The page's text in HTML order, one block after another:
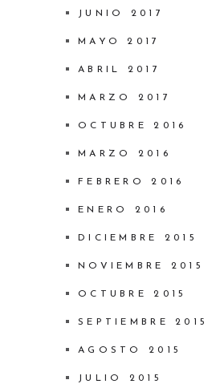
JUNIO 2017
MAYO 2017
ABRIL 2017
MARZO 2017
OCTUBRE 2016
MARZO 2016
FEBRERO 2016
ENERO 2016
DICIEMBRE 2015
NOVIEMBRE 2015
OCTUBRE 2015
SEPTIEMBRE 2015
AGOSTO 2015
JULIO 2015